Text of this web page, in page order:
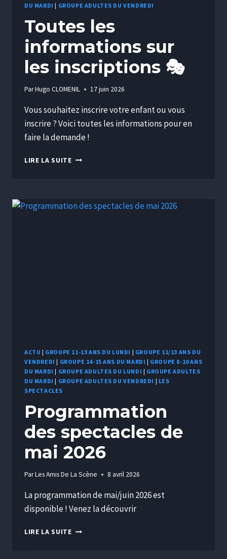
DU MARDI | GROUPE ADULTES DU VENDREDI
Toutes les
informations sur
les inscriptions 🎭
ParHugo CLOMENIL 17 juin 2026
Vous souhaitez inscrire votre enfant ou vous
inscrire ? Voici toutes les informations pour en
faire la demande !
LIRE LA SUITE
ACTU | GROUPE 11-13 ANS DU LUNDI | GROUPE 11/13 ANS DU
VENDREDI | GROUPE 14-15 ANS DU MARDI | GROUPE 8-10 ANS
DU MARDI | GROUPE ADULTES DU LUNDI | GROUPE ADULTES
DU MARDI | GROUPE ADULTES DU VENDREDI | LES
SPECTACLES
Programmation
des spectacles de
mai 2026
ParLes Amis De La Scène 8 avril 2026
La programmation de mai/juin 2026 est
disponible ! Venez la découvrir
LIRE LA SUITE